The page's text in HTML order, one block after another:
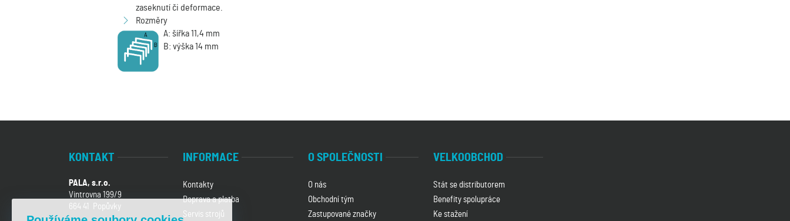
zaseknutí či deformace.
Rozměry
A: šířka 11,4 mm
B: výška 14 mm
KONTAKT
PALA, s.r.o.
Vintrovna 199/9
664 41 Popůvky
INFORMACE
Kontakty
Doprava a platba
Servis strojů
O SPOLEČNOSTI
O nás
Obchodní tým
Zastupované značky
VELKOOBCHOD
Stát se distributorem
Benefity spolupráce
Ke stažení